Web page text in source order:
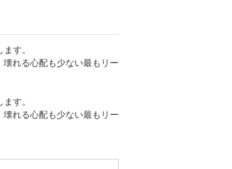
す。
れる心配も少ない最もリー
す。
れる心配も少ない最もリー